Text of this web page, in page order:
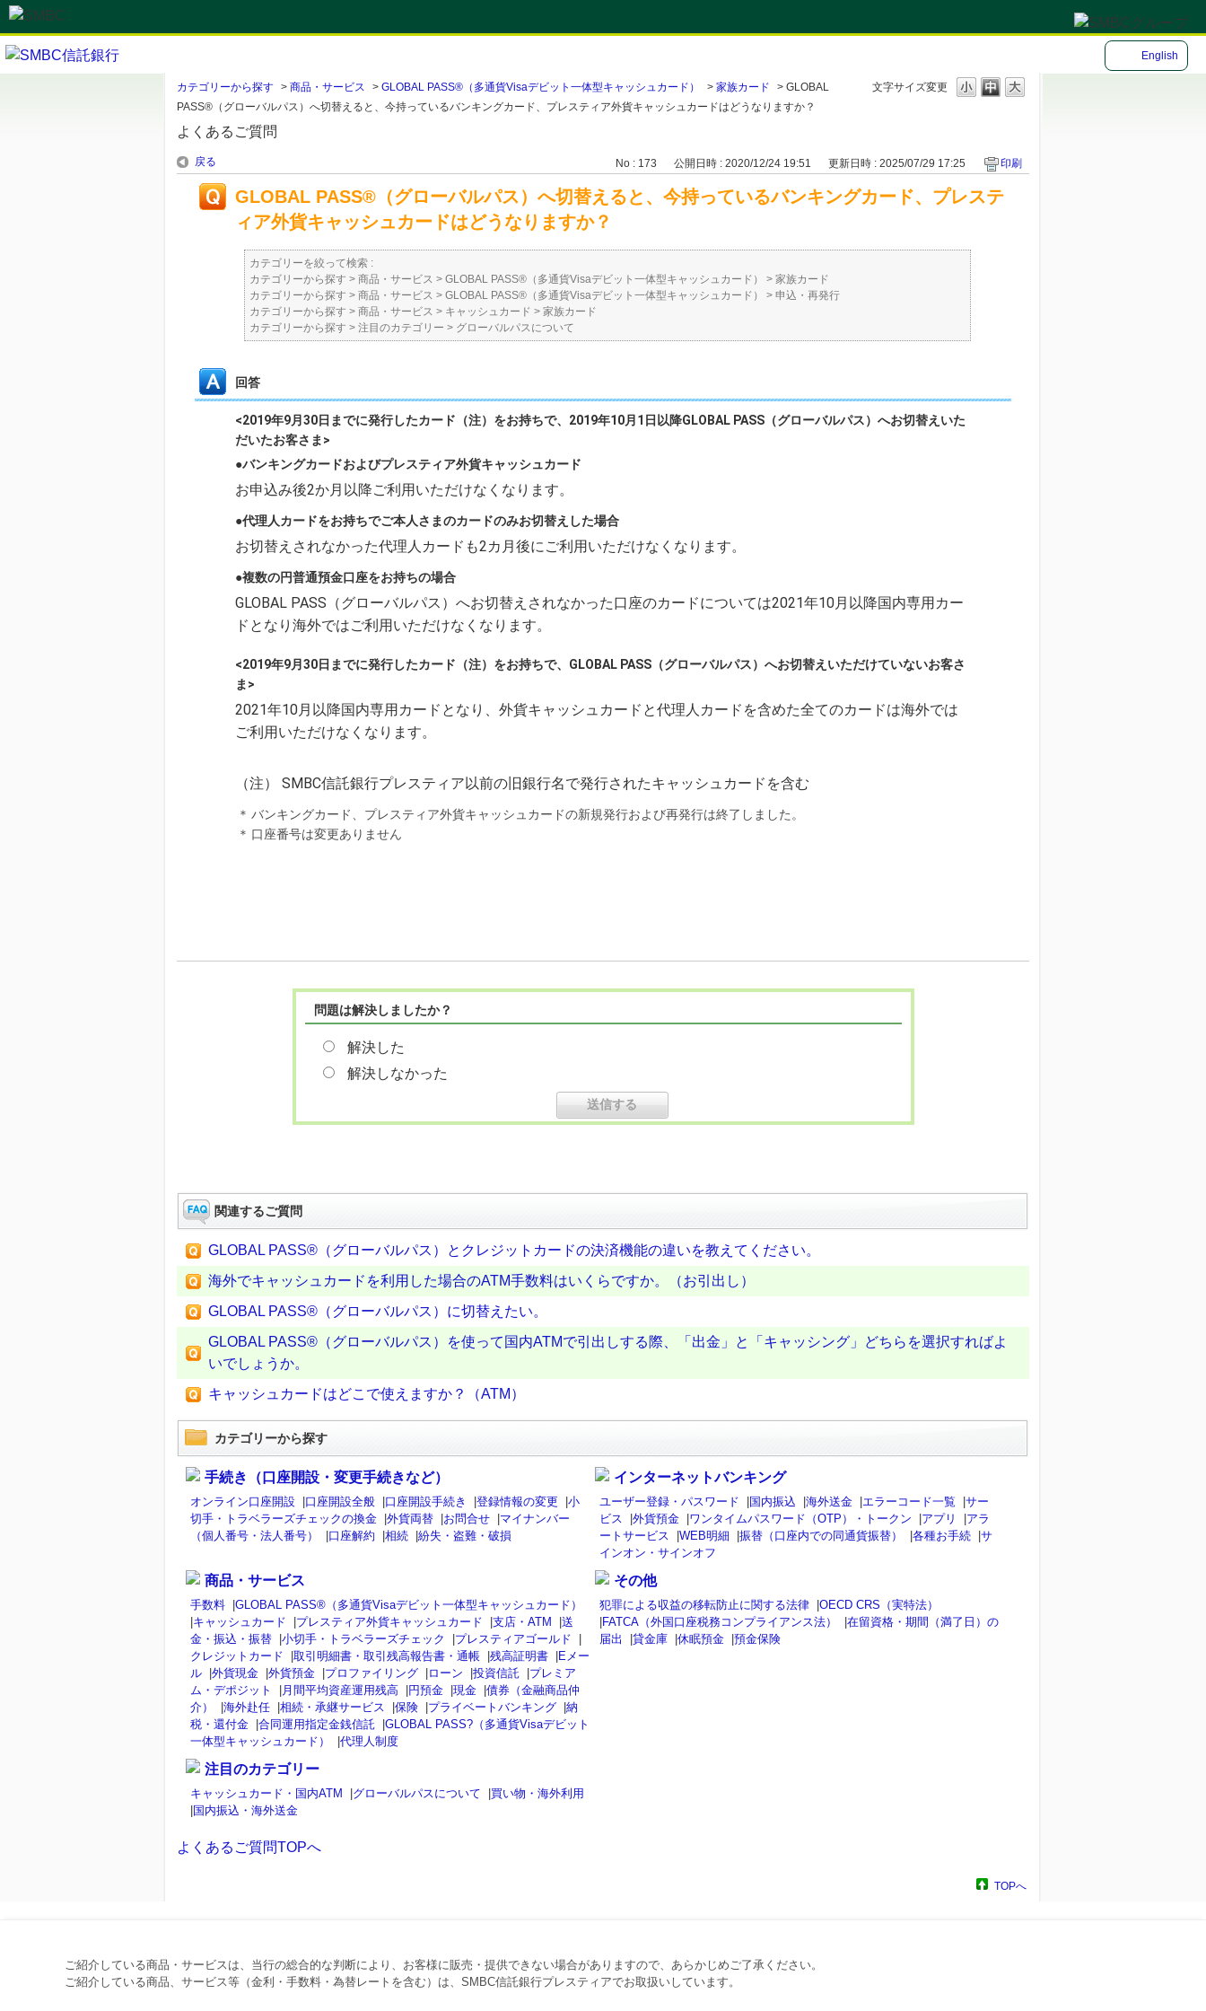
English
文字サイズ変更
カテゴリーから探す > 商品・サービス > GLOBAL PASS®（多通貨Visaデビット一体型キャッシュカード） > 家族カード > GLOBAL
PASS®（グローバルパス）へ切替えると、今持っているバンキングカード、プレスティア外貨キャッシュカードはどうなりますか？
よくあるご質問
戻る No : 173 公開日時 : 2020/12/24 19:51 更新日時 : 2025/07/29 17:25 印刷
GLOBAL PASS®（グローバルパス）へ切替えると、今持っているバンキングカード、プレステ
ィア外貨キャッシュカードはどうなりますか？
カテゴリーを絞って検索 :
カテゴリーから探す > 商品・サービス > GLOBAL PASS®（多通貨Visaデビット一体型キャッシュカード） > 家族カード
カテゴリーから探す > 商品・サービス > GLOBAL PASS®（多通貨Visaデビット一体型キャッシュカード） > 申込・再発行
カテゴリーから探す > 商品・サービス > キャッシュカード > 家族カード
カテゴリーから探す > 注目のカテゴリー > グローバルパスについて
回答
<2019年9月30日までに発行したカード（注）をお持ちで、2019年10月1日以降GLOBAL PASS（グローバルパス）へお切替えいた
だいたお客さま>
●バンキングカードおよびプレスティア外貨キャッシュカード
お申込み後2か月以降ご利用いただけなくなります。
●代理人カードをお持ちでご本人さまのカードのみお切替えした場合
お切替えされなかった代理人カードも2カ月後にご利用いただけなくなります。
●複数の円普通預金口座をお持ちの場合
GLOBAL PASS（グローバルパス）へお切替えされなかった口座のカードについては2021年10月以降国内専用カー
ドとなり海外ではご利用いただけなくなります。
<2019年9月30日までに発行したカード（注）をお持ちで、GLOBAL PASS（グローバルパス）へお切替えいただけていないお客さ
ま>
2021年10月以降国内専用カードとなり、外貨キャッシュカードと代理人カードを含めた全てのカードは海外では
ご利用いただけなくなります。
（注） SMBC信託銀行プレスティア以前の旧銀行名で発行されたキャッシュカードを含む
＊ バンキングカード、プレスティア外貨キャッシュカードの新規発行および再発行は終了しました。
＊ 口座番号は変更ありません
問題は解決しましたか？
解決した
解決しなかった
関連するご質問
GLOBAL PASS®（グローバルパス）とクレジットカードの決済機能の違いを教えてください。
海外でキャッシュカードを利用した場合のATM手数料はいくらですか。（お引出し）
GLOBAL PASS®（グローバルパス）に切替えたい。
GLOBAL PASS®（グローバルパス）を使って国内ATMで引出しする際、「出金」と「キャッシング」どちらを選択すればよ
いでしょうか。
キャッシュカードはどこで使えますか？（ATM）
カテゴリーから探す
手続き（口座開設・変更手続きなど）
オンライン口座開設 |口座開設全般 |口座開設手続き |登録情報の変更 |小
切手・トラベラーズチェックの換金 |外貨両替 |お問合せ |マイナンバー
（個人番号・法人番号）
|口座解約 |相続 |紛失・盗難・破損
インターネットバンキング
ユーザー登録・パスワード |国内振込 |海外送金 |エラーコード一覧 |サー
ビス
|外貨預金 |ワンタイムパスワード（OTP）・トークン |アプリ |アラ
ートサービス
|WEB明細 |振替（口座内での同通貨振替） |各種お手続 |サ
インオン・サインオフ
商品・サービス
手数料 |GLOBAL PASS®（多通貨Visaデビット一体型キャッシュカード）
|キャッシュカード |プレスティア外貨キャッシュカード |支店・ATM |送
金・振込・振替 |小切手・トラベラーズチェック |プレスティアゴールド
|
クレジットカード
|取引明細書・取引残高報告書・通帳 |残高証明書 |Eメー
ル |外貨現金 |外貨預金 |プロファイリング |ローン |投資信託 |プレミア
ム・デポジット
| 月間平均資産運用残高 |円預金 |現金 |債券（金融商品仲
介）
|海外赴任 |相続・承継サービス |保険 |プライベートバンキング |納
税・還付金 |合同運用指定金銭信託 |GLOBAL PASS?（多通貨Visaデビット
一体型キャッシュカード）
|代理人制度
その他
犯罪による収益の移転防止に関する法律 |OECD CRS（実特法）
|FATCA（外国口座税務コンプライアンス法） |在留資格・期間（満了日）の
届出
|貸金庫 |休眠預金 |預金保険
注目のカテゴリー
キャッシュカード・国内ATM |グローバルパスについて |買い物・海外利用
|国内振込・海外送金
よくあるご質問TOPへ
TOPへ
ご紹介している商品・サービスは、当行の総合的な判断により、お客様に販売・提供できない場合がありますので、あらかじめご了承ください。
ご紹介している商品、サービス等（金利・手数料・為替レートを含む）は、SMBC信託銀行プレスティアでお取扱いしています。